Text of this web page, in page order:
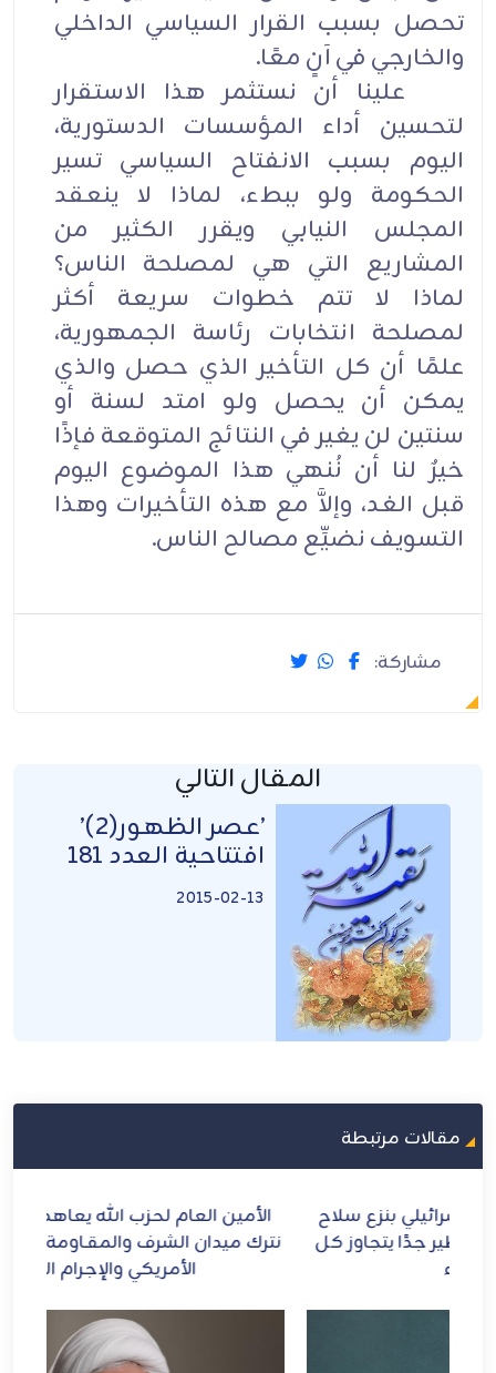
تحصل بسبب القرار السياسي الداخلي
والخارجي في آنٍ معًا.
علينا أن نستثمر هذا الاستقرار
لتحسين أداء المؤسسات الدستورية،
اليوم بسبب الانفتاح السياسي تسير
الحكومة ولو ببطء، لماذا لا ينعقد
المجلس النيابي ويقرر الكثير من
المشاريع التي هي لمصلحة الناس؟
لماذا لا تتم خطوات سريعة أكثر
لمصلحة انتخابات رئاسة الجمهورية،
علمًا أن كل التأخير الذي حصل والذي
يمكن أن يحصل ولو امتد لسنة أو
سنتين لن يغير في النتائج المتوقعة فإذًا
خيرٌ لنا أن نُنهي هذا الموضوع اليوم
قبل الغد، وإلاَّ مع هذه التأخيرات وهذا
التسويف نضيِّع مصالح الناس.
مشاركة:
المقال التالي
’عصر الظهور(2)’
افتتاحية العدد 181
2015-02-13
مقالات مرتبطة
الأمين العام لحزب الله يعاهد الإمام الشهيد: لن
نترك ميدان الشرف والمقـاومة ومواجهة الطاغوت
الأمريكي والإجرام الصهيوني